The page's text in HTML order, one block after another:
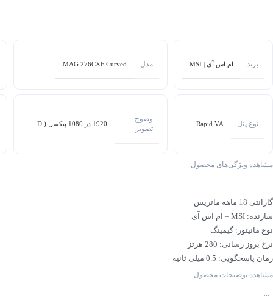
برند ام اس آی | MSI مدل MAG 276CXF Curved
نوع پنل Rapid VA
وضوح
تصویر
1920 در 1080 پیکسل ( Full HD )
مشاهده ویژگی‌های محصول
...
گارانتی 18 ماهه ماتریس
سازنده: MSI – ام اس آی
نوع مانیتور: گیمینگ
نرخ بروز رسانی: 280 هرتز
زمان پاسخگویی: 0.5 میلی ثانیه
نوع پنل: Rapid VA
مشاهده توضیحات محصول
...